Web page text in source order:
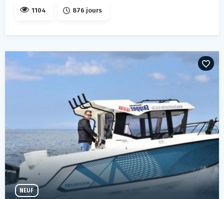
1104 876 jours
NEUF